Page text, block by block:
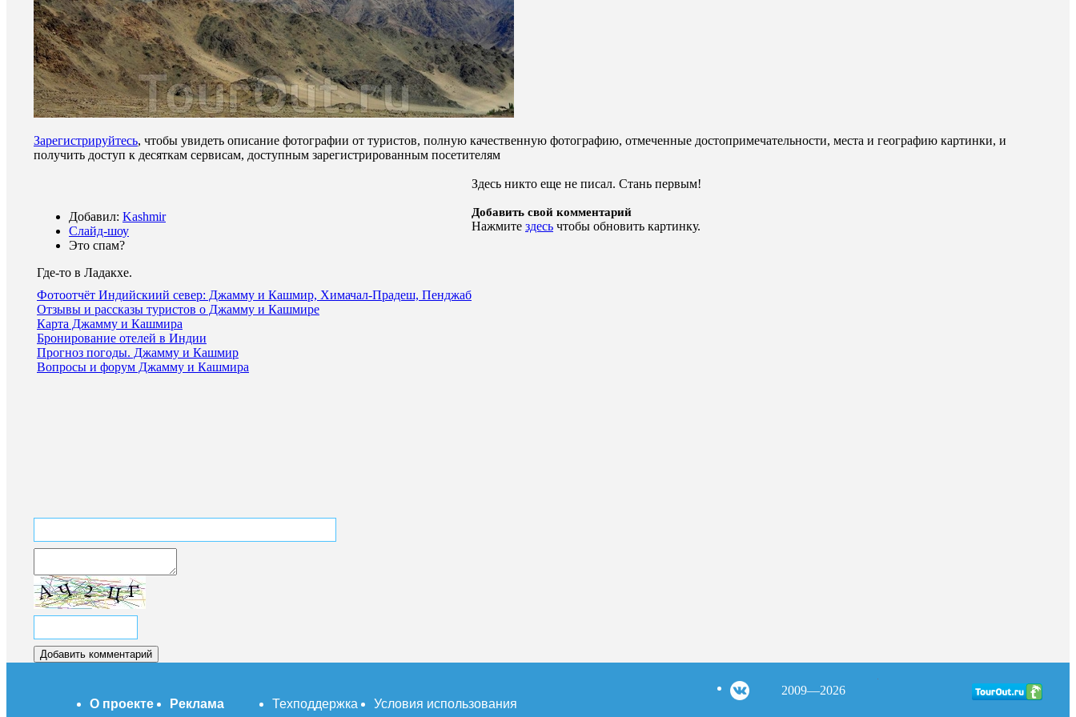
Зарегистрируйтесь, чтобы увидеть описание фотографии от туристов, полную качественную фотографию, отмеченные достопримечательности, места и географию картинки, и
получить доступ к десяткам сервисам, доступным зарегистрированным посетителям
Добавил: Kashmir
Слайд-шоу
Это спам?
Где-то в Ладакхе.
Фотоотчёт Индийскиий север: Джамму и Кашмир, Химачал-Прадеш, Пенджаб
Отзывы и рассказы туристов о Джамму и Кашмире
Карта Джамму и Кашмира
Бронирование отелей в Индии
Прогноз погоды. Джамму и Кашмир
Вопросы и форум Джамму и Кашмира
Здесь никто еще не писал. Стань первым!
Добавить свой комментарий
Нажмите здесь чтобы обновить картинку.
О проекте Реклама Техподдержка Условия использования
2009—2026